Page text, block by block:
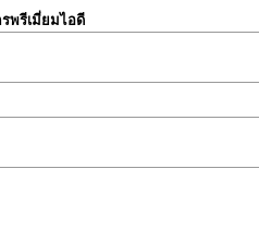
พรีเมี่ยมไอดี